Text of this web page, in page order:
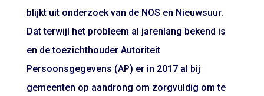
blijkt uit onderzoek van de NOS en Nieuwsuur.
Dat terwijl het probleem al jarenlang bekend is
en de toezichthouder Autoriteit
Persoonsgegevens (AP) er in 2017 al bij
gemeenten op aandrong om zorgvuldig om te